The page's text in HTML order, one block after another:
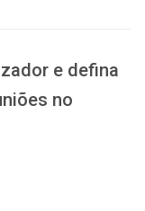
e defina
no